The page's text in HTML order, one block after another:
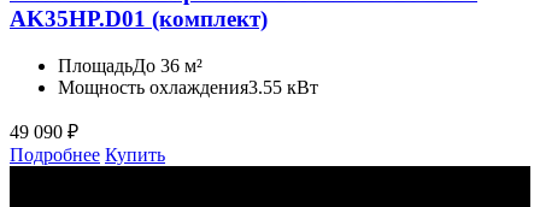
AK35HP.D01 (комплект)
ПлощадьДо 36 м²
Мощность охлаждения3.55 кВт
49 090 ₽
Подробнее Купить